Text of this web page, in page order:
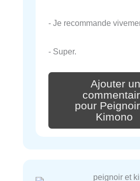
- Je recommande
- Super.
Ajouter un
pour
Kimono
peignoir et